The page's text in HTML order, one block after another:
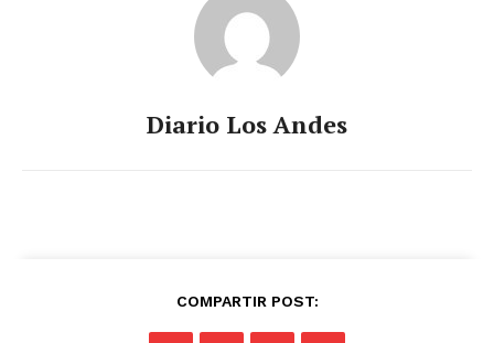
Diario Los Andes
COMPARTIR POST: